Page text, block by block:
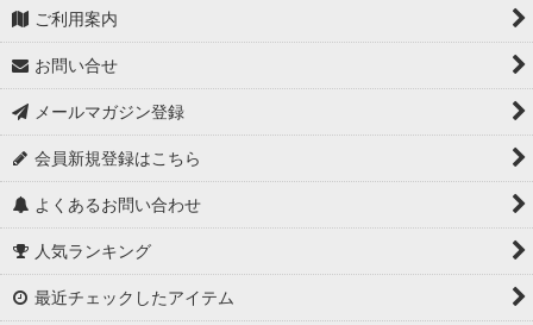
ご利用案内
お問い合せ
メールマガジン登録
会員新規登録はこちら
よくあるお問い合わせ
人気ランキング
最近チェックしたアイテム